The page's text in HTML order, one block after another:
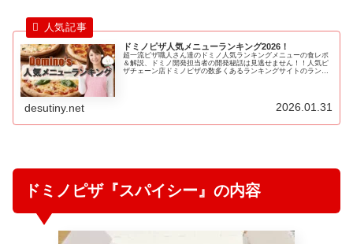
ドミノピザ人気メニューランキング2026！
超一流ピザ職人さん達のドミノ人気ランキングメニューの食レポ
＆解説、ドミノ開発担当者の開発秘話は見逃せません！！人気ピ
ザチェーン店ドミノピザの数多くあるランキングサイトのランキ
desutiny.net 2026.01.31
ドミノピザ『スパイシー』の内容